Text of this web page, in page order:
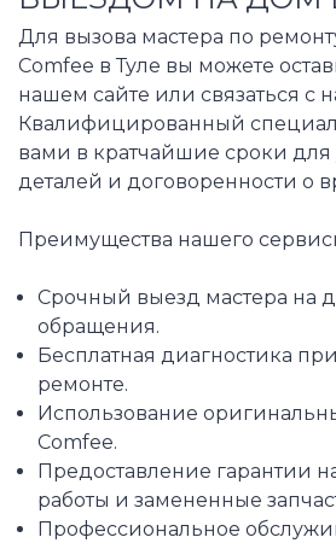
Для вызова мастера по
Comfee в Туле вы можете
нашем сайте или связаться с
Квалифицированный
вами в кратчайшие сроки для
деталей и договоренности о
Преимущества нашего
Срочный выезд мастера на
обращения.
Бесплатная диагностика
ремонте.
Использование
Comfee.
Предоставление гарантии
работы и замененные
Профессиональное